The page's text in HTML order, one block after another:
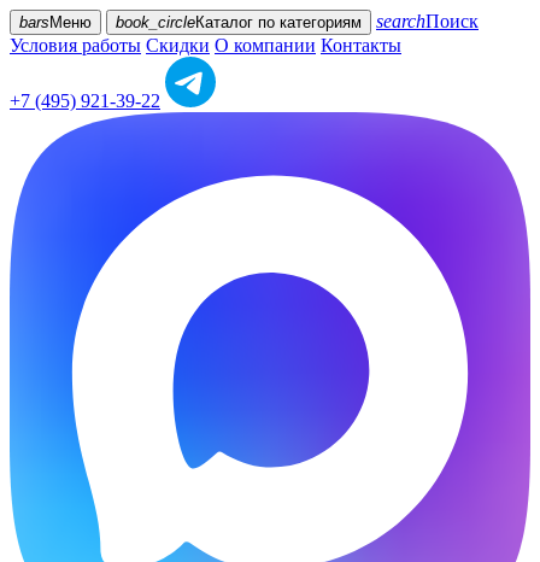
bars Меню book_circleКаталог по категориям searchПоиск
Условия работы Скидки О компании Контакты
+7 (495) 921-39-22